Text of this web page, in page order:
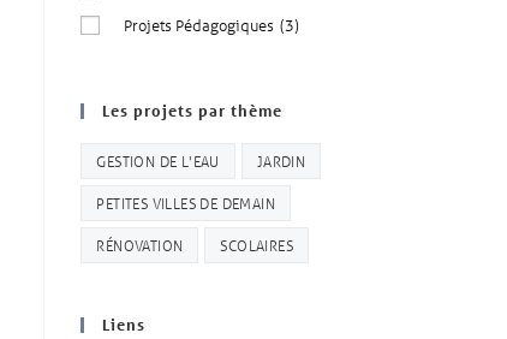
Projets Pédagogiques (3)
Les projets par thème
GESTION DE L'EAU JARDIN
PETITES VILLES DE DEMAIN
RÉNOVATION SCOLAIRES
Liens